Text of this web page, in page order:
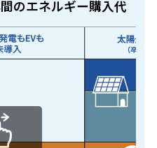
のエネルギー購入代